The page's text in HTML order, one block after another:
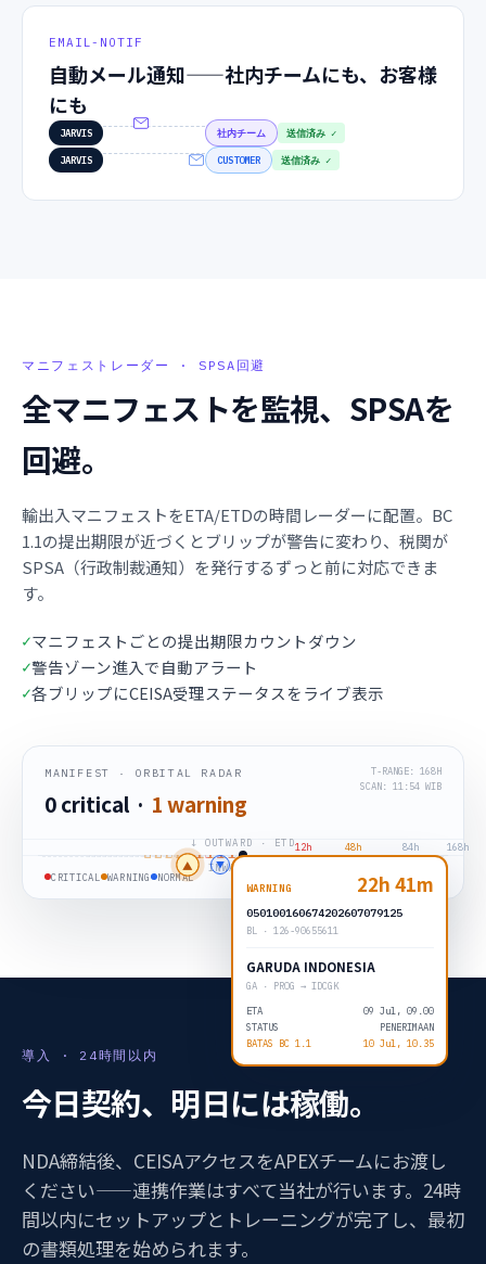
EMAIL-NOTIF
自動メール通知——社内チームにも、お客様
にも
JARVIS 社内チーム 送信済み ✓
JARVIS CUSTOMER 送信済み ✓
マニフェストレーダー · SPSA回避
全マニフェストを監視、SPSAを
回避。
輸出入マニフェストをETA/ETDの時間レーダーに配置。BC
1.1の提出期限が近づくとブリップが警告に変わり、税関が
SPSA（行政制裁通知）を発行するずっと前に対応できま
す。
✓マニフェストごとの提出期限カウントダウン
✓警告ゾーン進入で自動アラート
✓各ブリップにCEISA受理ステータスをライブ表示
MANIFEST · ORBITAL RADAR
0 critical · 1 warning
T-RANGE: 168H
SCAN: 11:54 WIB
12h 48h 84h
168h
↑ INWARD · ETA
↓ OUTWARD · ETD
▲ ▼
WARNING
22h 41m
050100160674202607079125
BL · 126-90655611
GARUDA INDONESIA
GA · PROG → IDCGK
ETA
09 Jul, 09.00
STATUS
PENERIMAAN
BATAS BC 1.1
10 Jul, 10.35
CRITICAL WARNING NORMAL ▲ INWARD ▼ OUTWARD
導入 · 24時間以内
今日契約、明日には稼働。
NDA締結後、CEISAアクセスをAPEXチームにお渡し
ください——連携作業はすべて当社が行います。24時
間以内にセットアップとトレーニングが完了し、最初
の書類処理を始められます。